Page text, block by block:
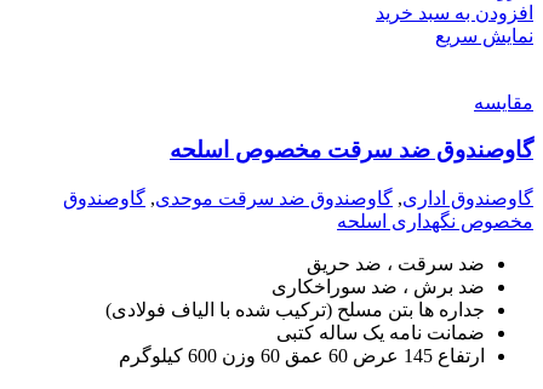
افزودن به سبد خرید
نمایش سریع
مقايسه
گاوصندوق ضد سرقت مخصوص اسلحه
گاوصندوق اداری, گاوصندوق ضد سرقت موحدی, گاوصندوق
مخصوص نگهداری اسلحه
ضد سرقت ، ضد حریق
ضد برش ، ضد سوراخکاری
جداره ها بتن مسلح (ترکیب شده با الیاف فولادی)
ضمانت نامه یک ساله کتبی
ارتفاع 145 عرض 60 عمق 60 وزن 600 کیلوگرم